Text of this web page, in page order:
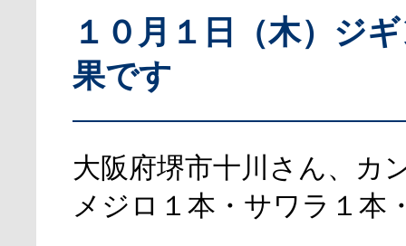
１０月１日（木）ジ
果です
大阪府堺市十川さん、カ
メジロ１本・サワラ１本